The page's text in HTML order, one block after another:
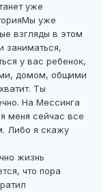
уже
Мы уже
взгляды в этом
заниматься,
у вас ребенок,
домом, общими
Ты
На Мессинга
меня сейчас все
Либо я скажу
жизнь
что пора